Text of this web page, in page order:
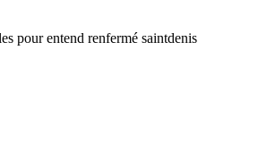
pour entend renfermé saintdenis